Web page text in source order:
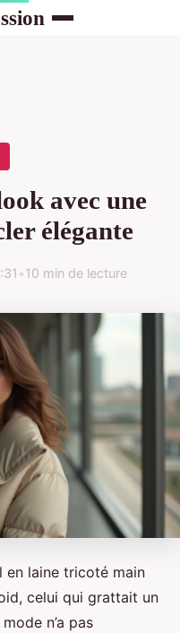
avec une
élégante
•10 min de lecture
en laine tricoté main
celui qui grattait un
n’a pas